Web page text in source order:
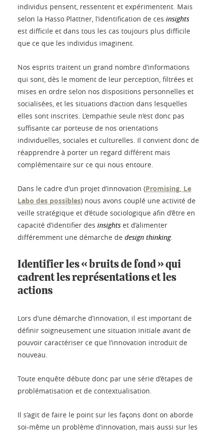
individus pensent, ressentent et expérimentent. Mais
selon la Hasso Plattner, l’identification de ces insights
est difficile et dans tous les cas toujours plus difficile
que ce que les individus imaginent.
Nos esprits traitent un grand nombre d’informations
qui sont, dès le moment de leur perception, filtrées et
mises en ordre selon nos dispositions personnelles et
socialisées, et les situations d’action dans lesquelles
elles sont inscrites. L’empathie seule n’est donc pas
suffisante car porteuse de nos orientations
individuelles, sociales et culturelles. Il convient donc de
réapprendre à porter un regard différent mais
complémentaire sur ce qui nous entoure.
Dans le cadre d’un projet d’innovation (Promising, Le
Labo des possibles) nous avons couplé une activité de
veille stratégique et d’étude sociologique afin d’être en
capacité d’identifier des insights et d’alimenter
différemment une démarche de design thinking.
Identifier les « bruits de fond » qui
cadrent les représentations et les
actions
Lors d’une démarche d’innovation, il est important de
définir soigneusement une situation initiale avant de
pouvoir caractériser ce que l’innovation introduit de
nouveau.
Toute enquête débute donc par une série d’étapes de
problématisation et de contextualisation.
Il s’agit de faire le point sur les façons dont on aborde
soi-même un problème d’innovation, mais aussi sur les